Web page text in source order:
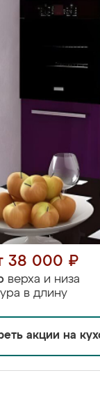
38 000 ₽
верха и низа
в длину
акции на